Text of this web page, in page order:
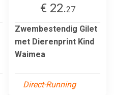
€ 22.27
Zwembestendig Gilet
met Dierenprint Kind
Waimea
Direct-Running